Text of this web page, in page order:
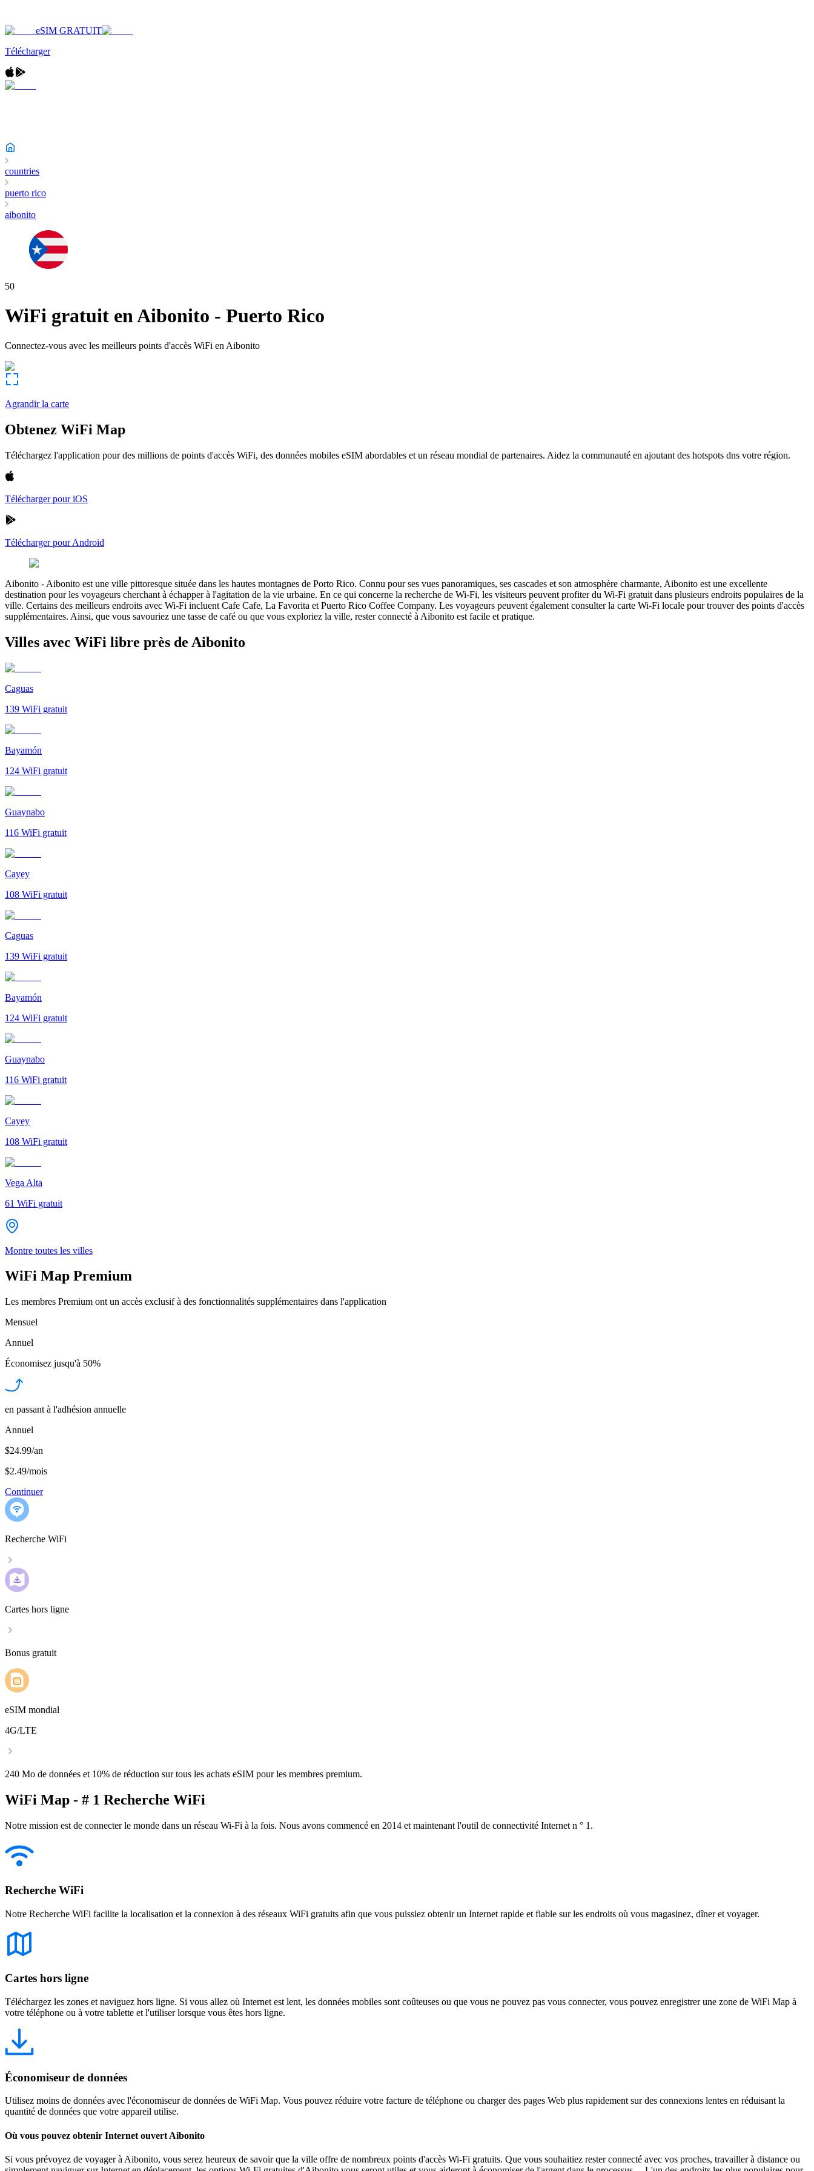
eSIM GRATUIT
Télécharger
countries
puerto rico
aibonito
50
WiFi gratuit enAibonito - Puerto Rico
Connectez-vous avec les meilleurs points d'accès WiFi en Aibonito
Agrandir la carte
Obtenez WiFi Map
Téléchargez l'application pour des millions de points d'accès WiFi, des données mobiles eSIM abordables et un réseau mondial de partenaires. Aidez la communauté en ajoutant des hotspots dns votre région.
Télécharger pour iOS
Télécharger pour Android
Aibonito - Aibonito est une ville pittoresque située dans les hautes montagnes de Porto Rico. Connu pour ses vues panoramiques, ses cascades et son atmosphère charmante, Aibonito est une excellente
destination pour les voyageurs cherchant à échapper à l'agitation de la vie urbaine. En ce qui concerne la recherche de Wi-Fi, les visiteurs peuvent profiter du Wi-Fi gratuit dans plusieurs endroits populaires de la
ville. Certains des meilleurs endroits avec Wi-Fi incluent Cafe Cafe, La Favorita et Puerto Rico Coffee Company. Les voyageurs peuvent également consulter la carte Wi-Fi locale pour trouver des points d'accès
supplémentaires. Ainsi, que vous savouriez une tasse de café ou que vous exploriez la ville, rester connecté à Aibonito est facile et pratique.
Villes avec WiFi libre près de Aibonito
Caguas
139 WiFi gratuit
Bayamón
124 WiFi gratuit
Guaynabo
116 WiFi gratuit
Cayey
108 WiFi gratuit
Caguas
139 WiFi gratuit
Bayamón
124 WiFi gratuit
Guaynabo
116 WiFi gratuit
Cayey
108 WiFi gratuit
Vega Alta
61 WiFi gratuit
Montre toutes les villes
WiFi Map Premium
Les membres Premium ont un accès exclusif à des fonctionnalités supplémentaires dans l'application
Mensuel
Annuel
Économisez jusqu'à 50%
en passant à l'adhésion annuelle
Annuel
$24.99/an
$2.49/mois
Continuer
Recherche WiFi
Cartes hors ligne
Bonus gratuit
eSIM mondial
4G/LTE
240 Mo de données et 10% de réduction sur tous les achats eSIM pour les membres premium.
WiFi Map - # 1 Recherche WiFi
Notre mission est de connecter le monde dans un réseau Wi-Fi à la fois. Nous avons commencé en 2014 et maintenant l'outil de connectivité Internet n ° 1.
Recherche WiFi
Notre Recherche WiFi facilite la localisation et la connexion à des réseaux WiFi gratuits afin que vous puissiez obtenir un Internet rapide et fiable sur les endroits où vous magasinez, dîner et voyager.
Cartes hors ligne
Téléchargez les zones et naviguez hors ligne. Si vous allez où Internet est lent, les données mobiles sont coûteuses ou que vous ne pouvez pas vous connecter, vous pouvez enregistrer une zone de WiFi Map à
votre téléphone ou à votre tablette et l'utiliser lorsque vous êtes hors ligne.
Économiseur de données
Utilisez moins de données avec l'économiseur de données de WiFi Map. Vous pouvez réduire votre facture de téléphone ou charger des pages Web plus rapidement sur des connexions lentes en réduisant la
quantité de données que votre appareil utilise.
Où vous pouvez obtenir Internet ouvert Aibonito
Si vous prévoyez de voyager à Aibonito, vous serez heureux de savoir que la ville offre de nombreux points d'accès Wi-Fi gratuits. Que vous souhaitiez rester connecté avec vos proches, travailler à distance ou